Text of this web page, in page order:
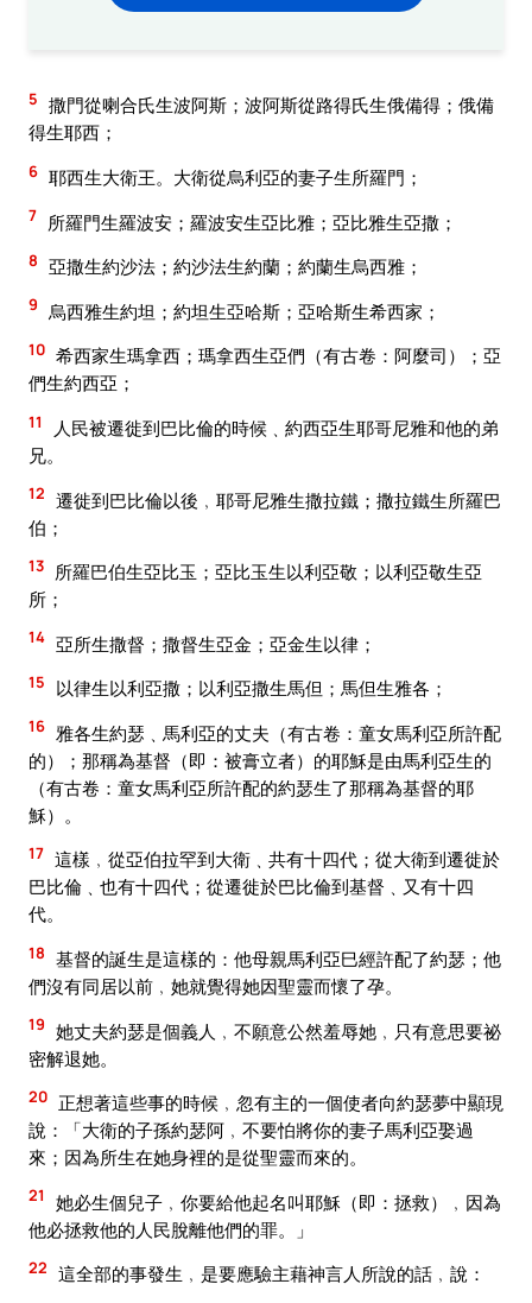
5 撒門從喇合氏生波阿斯；波阿斯從路得氏生俄備得；俄備
得生耶西；
6 耶西生大衛王。大衛從烏利亞的妻子生所羅門；
7 所羅門生羅波安；羅波安生亞比雅；亞比雅生亞撒；
8 亞撒生約沙法；約沙法生約蘭；約蘭生烏西雅；
9 烏西雅生約坦；約坦生亞哈斯；亞哈斯生希西家；
10 希西家生瑪拿西；瑪拿西生亞們（有古卷：阿麼司）；亞
們生約西亞；
11
人民被遷徙到巴比倫的時候﹑約西亞生耶哥尼雅和他的弟
兄。
12 遷徙到巴比倫以後﹐耶哥尼雅生撒拉鐵；撒拉鐵生所羅巴
伯；
13 所羅巴伯生亞比玉；亞比玉生以利亞敬；以利亞敬生亞
所；
14 亞所生撒督；撒督生亞金；亞金生以律；
15 以律生以利亞撒；以利亞撒生馬但；馬但生雅各；
16 雅各生約瑟﹑馬利亞的丈夫（有古卷：童女馬利亞所許配
的）；那稱為基督（即：被膏立者）的耶穌是由馬利亞生的
（有古卷：童女馬利亞所許配的約瑟生了那稱為基督的耶
穌）。
17 這樣﹐從亞伯拉罕到大衛﹑共有十四代；從大衛到遷徙於
巴比倫﹑也有十四代；從遷徙於巴比倫到基督﹑又有十四
代。
18 基督的誕生是這樣的：他母親馬利亞巳經許配了約瑟；他
們沒有同居以前﹐她就覺得她因聖靈而懷了孕。
19 她丈夫約瑟是個義人﹐不願意公然羞辱她﹐只有意思要祕
密解退她。
20 正想著這些事的時候﹐忽有主的一個使者向約瑟夢中顯現
說：「大衛的子孫約瑟阿﹐不要怕將你的妻子馬利亞娶過
來；因為所生在她身裡的是從聖靈而來的。
21
她必生個兒子﹐你要給他起名叫耶穌（即：拯救）﹐因為
他必拯救他的人民脫離他們的罪。」
22 這全部的事發生﹐是要應驗主藉神言人所說的話﹐說：